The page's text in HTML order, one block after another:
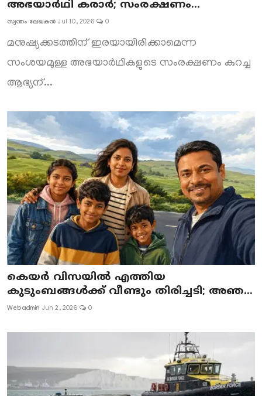
അഭയാർഥി കരാർ; സംരക്ഷണം...
സ്വന്തം ലേഖകൻ Jul 10, 2026 0
മനുഷ്യക്കടത്തിന് ഇരയായിരിക്കാമെന്ന
സംശയമുള്ള അഭയാർഥികളുടെ സംരക്ഷണം കുറച്ച
ആഭ്യന്...
കെയർ വിസയിൽ എത്തിയ
കുടുംബങ്ങൾക്ക് വീണ്ടും തിരിച്ചടി; അഞ...
Webadmin Jun 2, 2026 0